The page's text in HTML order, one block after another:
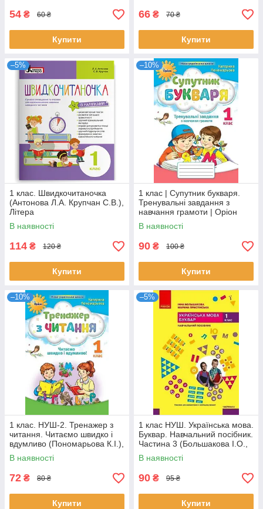
54 ₴ 60 ₴
Купити
66 ₴ 70 ₴
Купити
–5%
1 клас. Швидкочитаночка
(Антонова Л.А. Крупчан С.В.),
Літера
В наявності
114 ₴ 120 ₴
Купити
–10%
1 клас | Супутник букваря.
Тренувальні завдання з
навчання грамоти | Оріон
В наявності
90 ₴ 100 ₴
Купити
–10%
1 клас. НУШ-2. Тренажер з
читання. Читаємо швидко і
вдумливо (Пономарьова К.І.),
Оріон
В наявності
72 ₴ 80 ₴
Купити
–5%
1 клас НУШ. Українська мова.
Буквар. Навчальний посібник.
Частина 3 (Большакова І.О.,
Пристінська М.С.), Ранок
В наявності
90 ₴ 95 ₴
Купити